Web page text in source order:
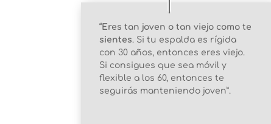
“ Eres tan joven o tan viejo como te
sientes. Si tu espalda es rígida
con 30 años, entonces eres viejo.
Si consigues que sea móvil y
flexible a los 60, entonces te
seguirás manteniendo joven”.